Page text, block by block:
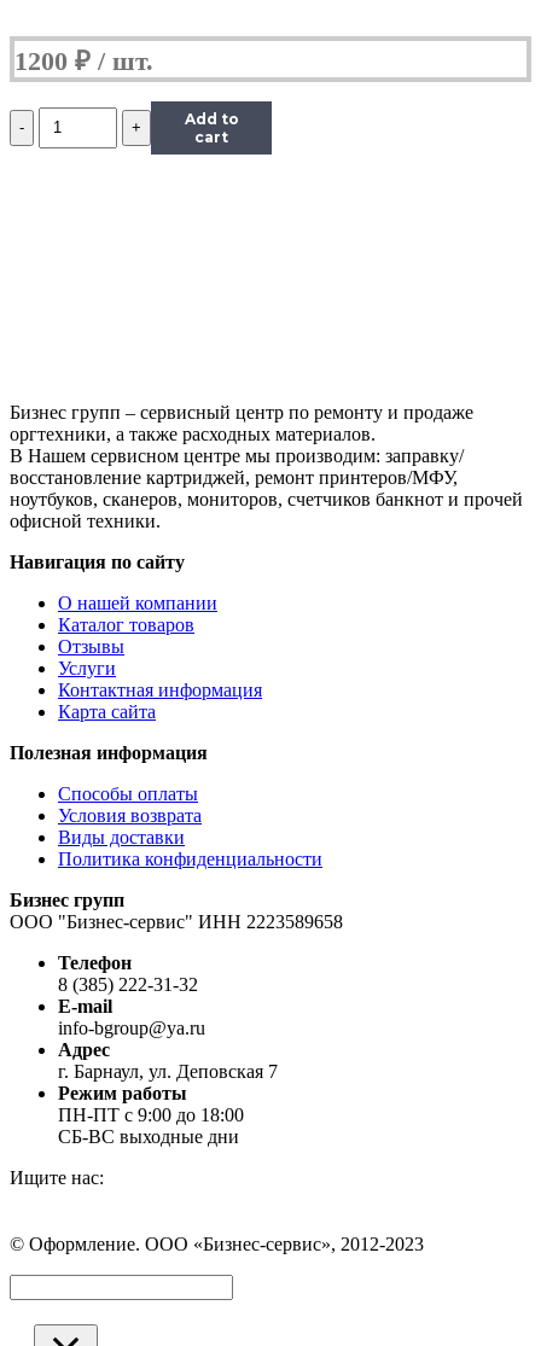
M426/
M427/
M506/
M527/
1200 ₽
Количество
Ролики
|
RM2-
0062
ДЛЯ
HP
LJ
PRO
M402/
M426/
M427/
M501/
M506/
M527/
M552/
Add to
cart
Бизнес групп – сервисный центр по ремонту и продаже
оргтехники, а также расходных материалов.
В Нашем сервисном центре мы производим: заправку/
восстановление картриджей, ремонт принтеров/МФУ,
ноутбуков, сканеров, мониторов, счетчиков банкнот и прочей
офисной техники.
Навигация по сайту
О нашей компании
Каталог товаров
Отзывы
Услуги
Контактная информация
Карта сайта
Полезная информация
Способы оплаты
Условия возврата
Виды доставки
Политика конфиденциальности
Бизнес групп
ООО "Бизнес-сервис" ИНН 2223589658
Телефон
8 (385) 222-31-32
E-mail
info-bgroup@ya.ru
Адрес
г. Барнаул, ул. Деповская 7
Режим работы
ПН-ПТ с 9:00 до 18:00
СБ-ВС выходные дни
Ищите нас:
Вконтакте
открывается
в
новом
окне
WhatsApp
открывается
в
новом
окне
Telegram
открывается
в
новом
окне
© Оформление. ООО «Бизнес-сервис», 2012-2023